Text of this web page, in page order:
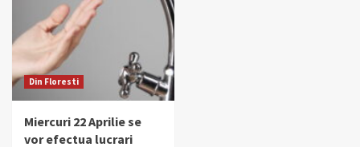
Din Floresti
Miercuri 22 Aprilie se
vor efectua lucrari